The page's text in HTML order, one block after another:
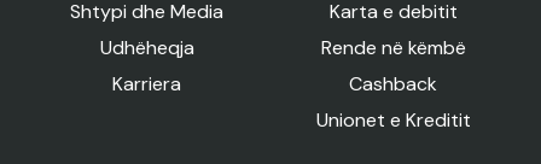
Shtypi dhe Media
Udhëheqja
Karriera
Karta e debitit
Rende në këmbë
Cashback
Unionet e Kreditit